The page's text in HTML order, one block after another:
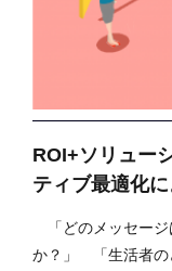
ROI+ソリュー
ティブ最適化
「どのメッセージ
か？」 「生活者の